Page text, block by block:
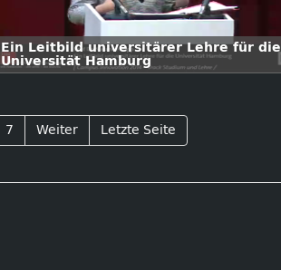
Ein Leitbild universitärer Lehre für die
Universität Hamburg
7 Weiter Letzte Seite